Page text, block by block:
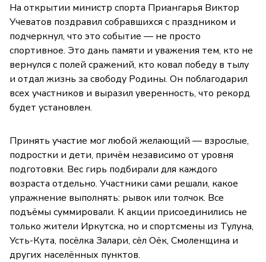
На открытии министр спорта Приангарья Виктор
Учеватов поздравил собравшихся с праздником и
подчеркнул, что это событие — не просто
спортивное. Это дань памяти и уважения тем, кто не
вернулся с полей сражений, кто ковал победу в тылу
и отдал жизнь за свободу Родины. Он поблагодарил
всех участников и выразил уверенность, что рекорд
будет установлен.
Принять участие мог любой желающий — взрослые,
подростки и дети, причём независимо от уровня
подготовки. Вес гирь подбирали для каждого
возраста отдельно. Участники сами решали, какое
упражнение выполнять: рывок или толчок. Все
подъёмы суммировали. К акции присоединились не
только жители Иркутска, но и спортсмены из Тулуна,
Усть-Кута, посёлка Залари, сёл Оёк, Смоленщина и
других населённых пунктов.